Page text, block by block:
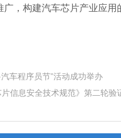
，构建汽车芯片产业应用
车程序员节”活动成功举办
信息安全技术规范》第二轮验